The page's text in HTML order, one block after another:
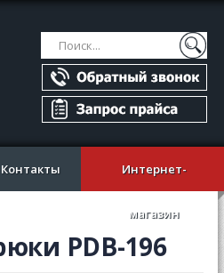
Поиск
Поиск
Контакты Интернет-
магазин
PDB-196